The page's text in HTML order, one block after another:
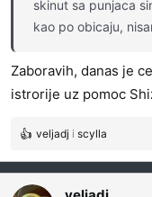
skinut sa punjaca
kao po obicaju,
Zaboravih, danas je
istrorije uz pomoc
R
a
g
veljadj i scylla